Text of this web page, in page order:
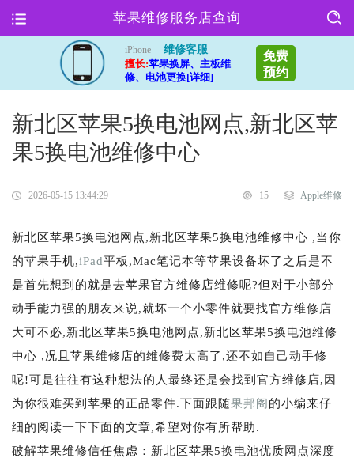
苹果维修服务店查询
iPhone
维修客服
擅长:苹果换屏、主板维
修、电池更换[详细]
免费
预约
新北区苹果5换电池网点,新北区苹
果5换电池维修中心
2026-05-15 13:44:29 15 Apple维修
新北区苹果5换电池网点,新北区苹果5换电池维修中心 ,当你
的苹果手机,iPad平板,Mac笔记本等苹果设备坏了之后是不
是首先想到的就是去苹果官方维修店维修呢?但对于小部分
动手能力强的朋友来说,就坏一个小零件就要找官方维修店
大可不必,新北区苹果5换电池网点,新北区苹果5换电池维修
中心 ,况且苹果维修店的维修费太高了,还不如自己动手修
呢!可是往往有这种想法的人最终还是会找到官方维修店,因
为你很难买到苹果的正品零件.下面跟随果邦阁的小编来仔
细的阅读一下下面的文章,希望对你有所帮助.
破解苹果维修信任焦虑：新北区苹果5换电池优质网点深度